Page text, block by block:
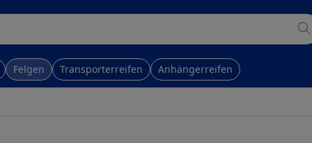
Felgen Transporterreifen Anhängerreifen